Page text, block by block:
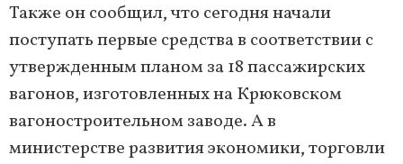
Также он сообщил, что сегодня начали
поступать первые средства в соответствии с
утвержденным планом за 18 пассажирских
вагонов, изготовленных на Крюковском
вагоностроительном заводе. А в
министерстве развития экономики, торговли